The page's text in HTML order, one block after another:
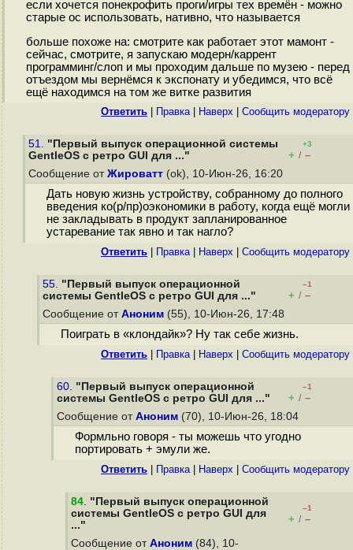
если хочется понекрофить проги/игры тех времён - можно
старые ос использовать, нативно, что называется
больше похоже на: смотрите как работает этот мамонт -
сейчас, смотрите, я запускаю модерн/каррент
программинг/слоп и мы проходим дальше по музею - перед
отъездом мы вернёмся к экспонату и убедимся, что всё
ещё находимся на том же витке развития
Ответить Правка| Наверх Cообщить модератору
51. "Первый выпуск операционной системы
GentleOS с ретро GUI для ..."
+3
+ / –
Сообщение от Жироватт (ok), 10-Июн-26, 16:20
Дать новую жизнь устройству, собранному до полного
введения ко(р/пр)оэкономики в работу, когда ещё могли
не закладывать в продукт запланированное
устаревание так явно и так нагло?
Ответить Правка| Наверх Cообщить модератору
55. "Первый выпуск операционной
системы GentleOS с ретро GUI для ..."
–1
+ / –
Сообщение от Аноним (55), 10-Июн-26, 17:48
Поиграть в «клондайк»? Ну так себе жизнь.
Ответить Правка| Наверх Cообщить модератору
60. "Первый выпуск операционной
системы GentleOS с ретро GUI для ..."
–1
+ / –
Сообщение от Аноним (70), 10-Июн-26, 18:04
Формльно говоря - ты можешь что угодно
портировать + эмули же.
Ответить Правка| Наверх Cообщить модератору
84. "Первый выпуск операционной
системы GentleOS с ретро GUI для
..."
–1
+ / –
Сообщение от Аноним (84), 10-